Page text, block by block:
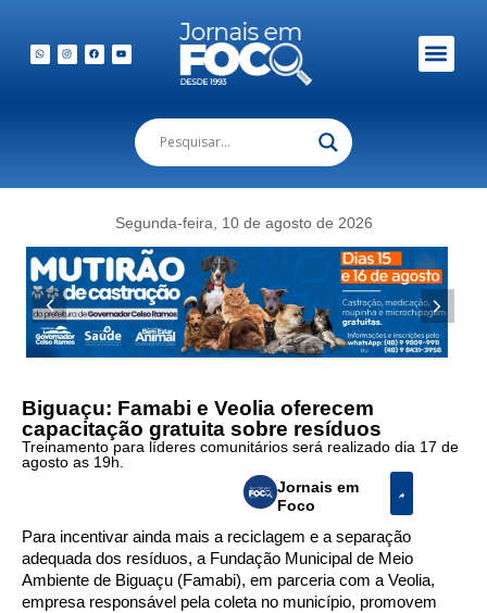
Segunda-feira, 10 de agosto de 2026
Biguaçu: Famabi e Veolia oferecem
capacitação gratuita sobre resíduos
Treinamento para líderes comunitários será realizado dia 17 de
agosto as 19h.
Jornais em
Foco
Para incentivar ainda mais a reciclagem e a separação
adequada dos resíduos, a Fundação Municipal de Meio
Ambiente de Biguaçu (Famabi), em parceria com a Veolia,
empresa responsável pela coleta no município, promovem